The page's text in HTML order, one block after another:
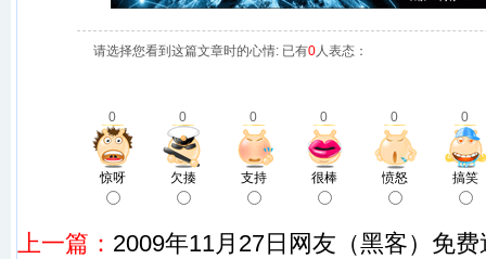
请选择您看到这篇文章时的心情: 已有0人表态：
0 0 0 0 0 0
惊呀 欠揍 支持 很棒 愤怒 搞笑
上一篇： 2009年11月27日网友（黑客）免